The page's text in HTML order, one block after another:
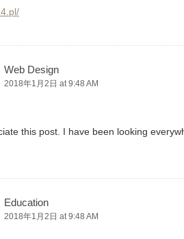
Web Design
2018年1月2日 at 9:48 AM
this post. I have been looking
Education
2018年1月2日 at 9:48 AM